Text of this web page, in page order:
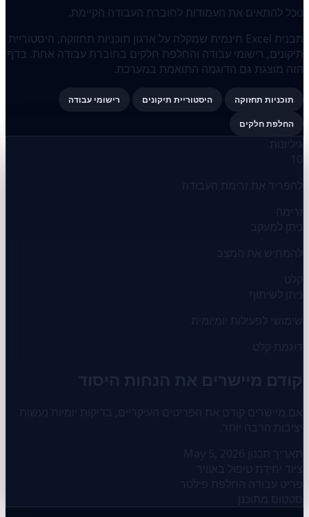
נוכל להתאים את העמודות לחוברת העבודה הקיימת.
תבנית Excel חינמית שמקלה על ארגון תוכניות תחזוקה, היסטוריית
תיקונים, רישומי עבודה והחלפת חלקים בחוברת עבודה אחת. בדף
הזה מוצגת גם הדוגמה התואמת במערכת.
תוכניות תחזוקה היסטוריית תיקונים רישומי עבודה
החלפת חלקים
גיליונות
10
להפריד את זרימת העבודה
זרימה
ניתן למעקב
להמחיש את המצב
קלט
ניתן לשיתוף
שימושי לפעילות יומיומית
דוגמת קלט
קודם מיישרים את הנחות היסוד
אם מיישרים קודם את הפריטים העיקריים, בדיקות יומיות נעשות
יציבות הרבה יותר.
תאריך תכנון
May 5, 2026
ציוד
יחידת טיפול באוויר
פריט עבודה
החלפת פילטר
סטטוס
מתוכנן